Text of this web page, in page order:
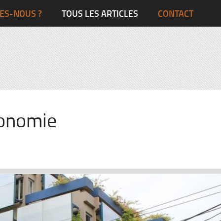
NOUS ? TOUS LES ARTICLES
Côte d’Ivoire
Togo
Maroc
France
Italie
Pays-Bas
CONTACT